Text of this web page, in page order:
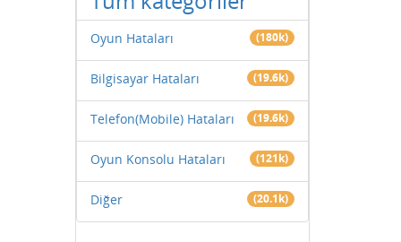
Oyun Hataları (180k)
Bilgisayar Hataları (19.6k)
Telefon(Mobile) Hataları (19.6k)
Oyun Konsolu Hataları (121k)
Diğer (20.1k)